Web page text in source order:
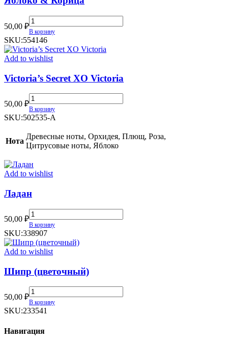
50,00 ₽
Яблоко
&
Корица
quantity
В корзину
SKU:554146
Add to wishlist
Victoria’s Secret XO Victoria
50,00 ₽
Victoria’s
Secret
XO
quantity
В корзину
SKU:502535-A
Нота
Древесные ноты, Орхидея, Плющ, Роза,
Цитрусовые ноты, Яблоко
Add to wishlist
Ладан
50,00 ₽
Ладан
quantity
В корзину
SKU:338907
Add to wishlist
Шипр (цветочный)
50,00 ₽
Шипр
(цветочный)
quantity
В корзину
SKU:233541
Навигация